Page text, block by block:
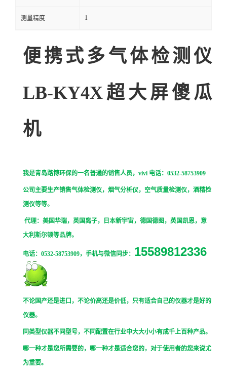
测量精度 1
便携式多气体检测仪
LB-KY4X超大屏傻瓜
机
我是青岛路博环保的一名普通的销售人员， vivi 电话：0532-58753909
公司主要生产销售气体检测仪，烟气分析仪，空气质量检测仪，酒精检
测仪等等。
代理：美国华瑞，英国离子，日本新宇宙，德国德图，英国凯恩，意
大利斯尔顿等品牌。
电话：0532-58753909，手机与微信同步： 15589812336
不论国产还是进口，不论价高还是价低，只有适合自己的仪器才是好的
仪器。
同类型仪器不同型号，不同配置在行业中大大小小有成千上百种产品。
哪一种才是您所需要的，哪一种才是适合您的，对于使用者的您来说尤
为重要。